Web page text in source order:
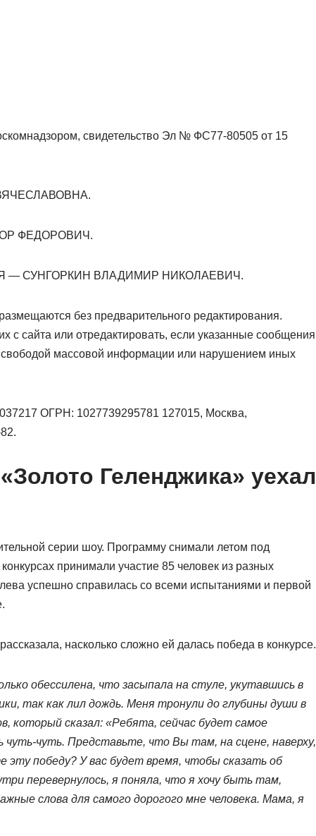
свидетельство Эл № ФС77-80505 от 15
ФЕДОРОВИЧ.
СУНГОРКИН ВЛАДИМИР НИКОЛАЕВИЧ.
без предварительного редактирования.
с сайта или отредактировать, если указанные сообщения
массовой информации или нарушением иных
ОГРН: 1027739295781 127015, Москва,
Геленджика» уехал
серии шоу. Программу снимали летом под
принимали участие 85 человек из разных
успешно справилась со всеми испытаниями и первой
насколько сложно ей далась победа в конкурсе.
обессилена, что засыпала на стуле, укутавшись в
так как лил дождь. Меня тронули до глубины души в
который сказал: «Ребята, сейчас будет самое
чуть. Представьте, что Вы там, на сцене, наверху,
победу? У вас будет время, чтобы сказать об
перевернулось, я поняла, что я хочу быть там,
слова для самого дорогого мне человека. Мама, я